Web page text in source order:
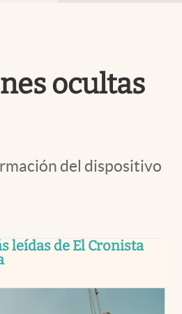
ocultas
del dispositivo
leídas de El Cronista